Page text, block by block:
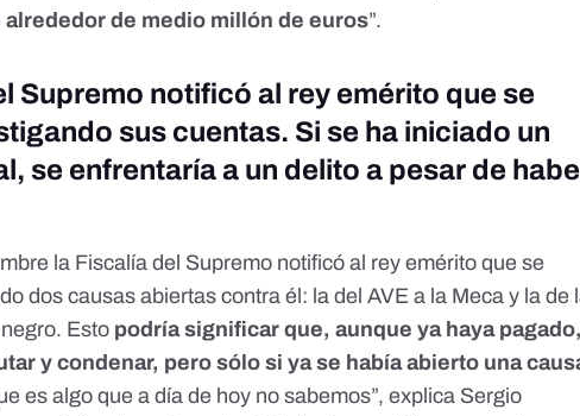
alrededor de medio millón de euros”.
Supremo notificó al rey emérito que se
sus cuentas. Si se ha iniciado un
se enfrentaría a un delito a pesar de
la Fiscalía del Supremo notificó al rey emérito que se
dos causas abiertas contra él: la del AVE a la Meca y la de
. Esto podría significar que, aunque ya haya pagado,
y condenar, pero sólo si ya se había abierto una
es algo que a día de hoy no sabemos”, explica Sergio